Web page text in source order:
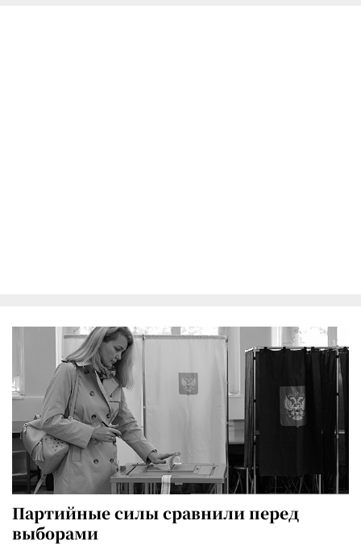
Партийные силы сравнили перед
выборами